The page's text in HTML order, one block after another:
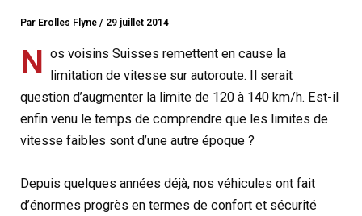
Par Erolles Flyne/ 29 juillet 2014
N os voisins Suisses remettent en cause la
limitation de vitesse sur autoroute. Il serait
question d’augmenter la limite de 120 à 140 km/h. Est-il
enfin venu le temps de comprendre que les limites de
vitesse faibles sont d’une autre époque ?
Depuis quelques années déjà, nos véhicules ont fait
d’énormes progrès en termes de confort et sécurité